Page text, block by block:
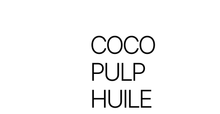
COCO
PULP
HUILE